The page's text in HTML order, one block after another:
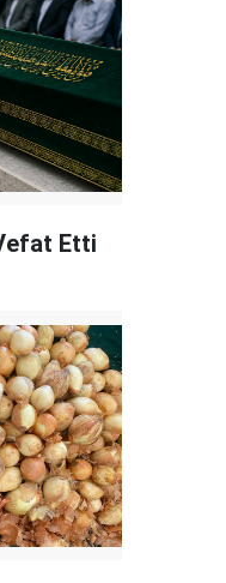
Etti